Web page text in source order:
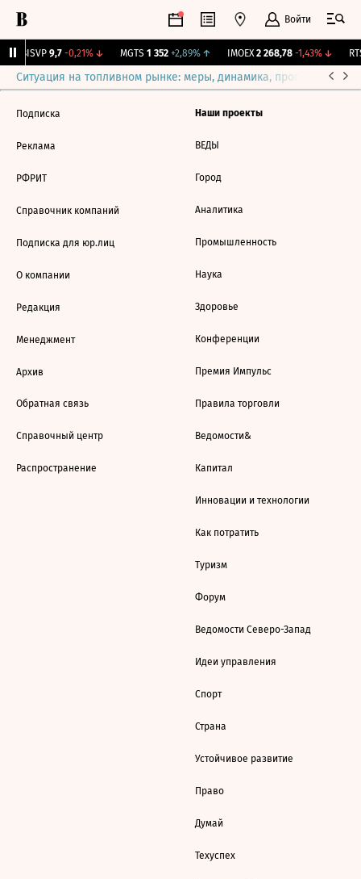
Войти
BISVP 9,7 -0,21%↓ MGTS 1 352 +2,89%↑ IMOEX 2 268,78 -1,43%↓
Ситуация на топливном рынке: меры, динамика, прогнозы
Подписка
Реклама
РФРИТ
Справочник компаний
Подписка для юр.лиц
О компании
Редакция
Менеджмент
Архив
Обратная связь
Справочный центр
Распространение
Наши проекты
ВЕДЫ
Город
Аналитика
Промышленность
Наука
Здоровье
Конференции
Премия Импульс
Правила торговли
Ведомости&
Капитал
Инновации и технологии
Как потратить
Туризм
Форум
Ведомости Северо-Запад
Идеи управления
Спорт
Страна
Устойчивое развитие
Право
Думай
Техуспех